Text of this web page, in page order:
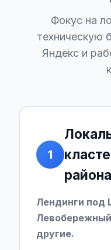
Фокус на
техническую
Яндекс и
1
Лендинги под
другие.